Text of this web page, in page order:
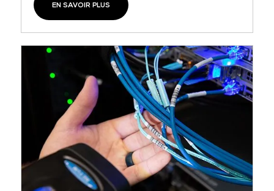
EN SAVOIR PLUS